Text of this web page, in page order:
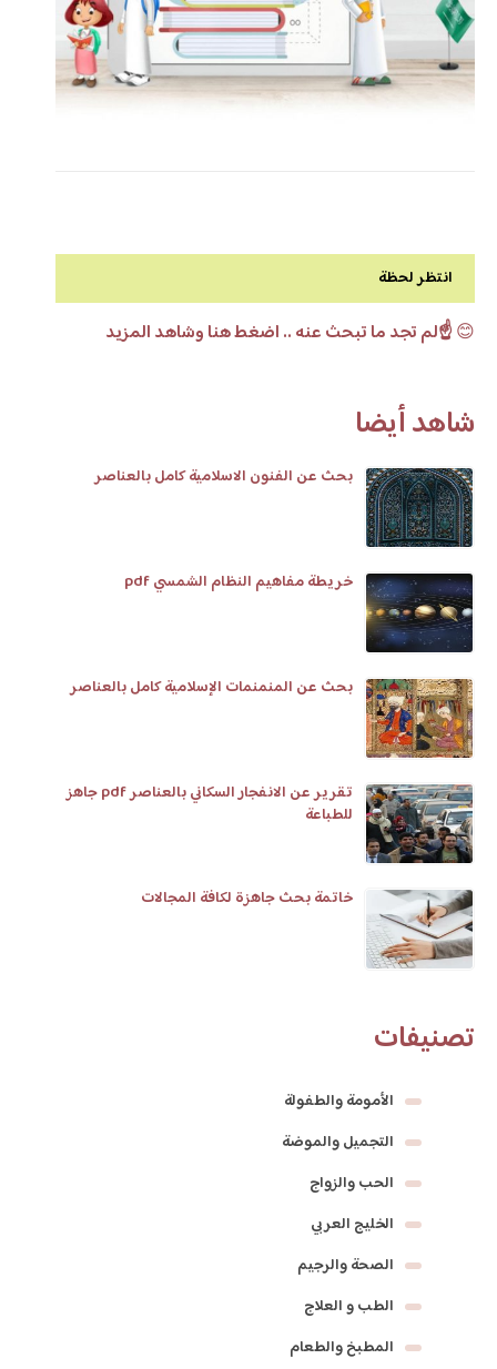
انتظر لحظة
😊☝️لم تجد ما تبحث عنه .. اضغط هنا وشاهد المزيد
شاهد أيضا
بحث عن الفنون الاسلامية كامل بالعناصر
خريطة مفاهيم النظام الشمسي pdf
بحث عن المنمنمات الإسلامية كامل بالعناصر
تقرير عن الانفجار السكاني بالعناصر pdf جاهز
للطباعة
خاتمة بحث جاهزة لكافة المجالات
تصنيفات
الأمومة والطفولة
التجميل والموضة
الحب والزواج
الخليج العربي
الصحة والرجيم
الطب و العلاج
المطبخ والطعام